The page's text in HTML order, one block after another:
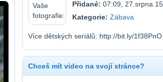
Přidané: 07:09, 27.srpna.15
Kategorie: Zábava
Více dětských seriálů: http://bit.ly/1f38PnO
Chceš mít video na svojí stránce?